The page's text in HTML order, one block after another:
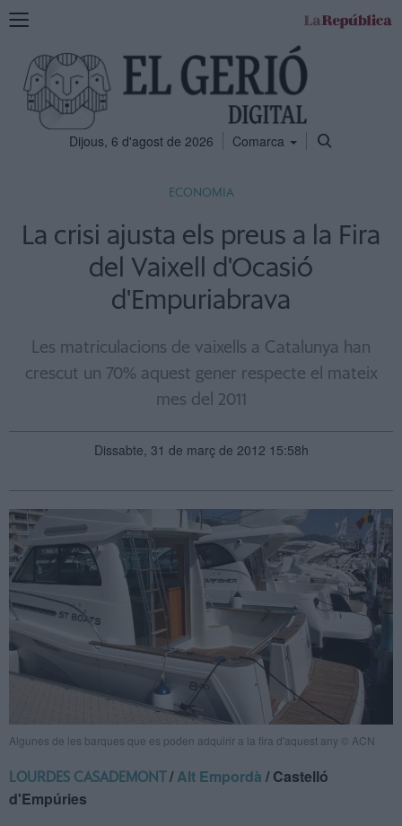
Mostra
navegació
Dijous, 6 d'agost de 2026 Comarca
ECONOMIA
La crisi ajusta els preus a la Fira
del Vaixell d'Ocasió
d'Empuriabrava
Les matriculacions de vaixells a Catalunya han
crescut un 70% aquest gener respecte el mateix
mes del 2011
Dissabte, 31 de març de 2012 15:58h
Algunes de les barques que es poden adquirir a la fira d'aquest any © ACN
LOURDES CASADEMONT /Alt Empordà / Castelló
d'Empúries